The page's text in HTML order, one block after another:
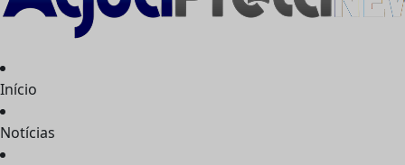
Início
Notícias